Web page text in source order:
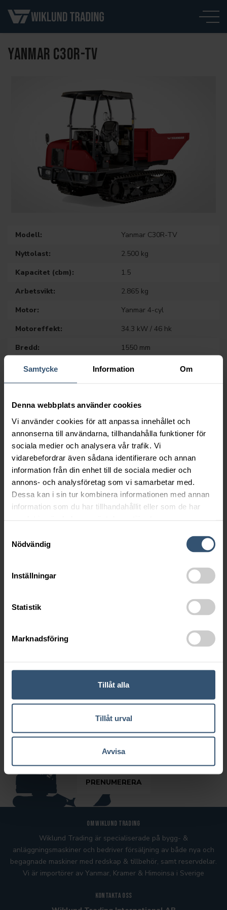
Samtycke Information Om
Denna webbplats använder cookies
Vi använder cookies för att anpassa innehållet och
annonserna till användarna, tillhandahålla funktioner för
sociala medier och analysera vår trafik. Vi
vidarebefordrar även sådana identifierare och annan
information från din enhet till de sociala medier och
annons- och analysföretag som vi samarbetar med.
Dessa kan i sin tur kombinera informationen med annan
information som du har tillhandahållit eller som de har
Nödvändig
Inställningar
Statistik
Marknadsföring
Tillåt alla
Tillåt urval
Avvisa
YANMAR C30R-TV
Modell:
Yanmar C30R-TV
Nyttolast:
2.500 kg
Kapacitet (cbm):
1.5
Arbetsvikt:
2.865 kg
Motor:
Yanmar 4-cyl
Motoreffekt:
34.3 kW / 46 hk
Bredd:
1550 mm
Tippfunktion:
Svivlande
SKICKA
NYHETSBREV
Vill ni ta del av vårt nyhetsbrev? Vänligen fyll i er e-postadress
Om Wiklund Trading
Wiklund Trading är specialiserade på bygg- &
anläggningsmaskiner och bedriver försäljning av både nya och
begagnade maskiner med redskap & tillbehör, samt reservdelar.
Vi är importörer av Yanmar, Kramer & Himoinsa i Sverige
Kontakta oss